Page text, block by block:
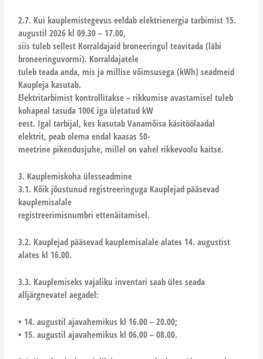
2.7. Kui kauplemistegevus eeldab elektrienergia tarbimist 15.
augustil 2026 kl 09.30 – 17.00,
siis tuleb sellest Korraldajaid broneeringul teavitada (läbi
broneeringuvormi). Korraldajatele
tuleb teada anda, mis ja millise võimsusega (kWh) seadmeid
Kaupleja kasutab.
Elektritarbimist kontrollitakse – rikkumise avastamisel tuleb
kohapeal tasuda 100€ iga ületatud kW
eest. Igal tarbijal, kes kasutab Vanamõisa käsitöölaadal
elektrit, peab olema endal kaasas 50-
meetrine pikendusjuhe, millel on vahel rikkevoolu kaitse.
3. Kauplemiskoha ülesseadmine
3.1. Kõik jõustunud registreeringuga Kauplejad pääsevad
kauplemisalale
registreerimisnumbri ettenäitamisel.
3.2. Kauplejad pääsevad kauplemisalale alates 14. augustist
alates kl 16.00.
3.3. Kauplemiseks vajaliku inventari saab üles seada
alljärgnevatel aegadel:
• 14. augustil ajavahemikus kl 16.00 – 20.00;
• 15. augustil ajavahemikus kl 06.00 – 08.00.